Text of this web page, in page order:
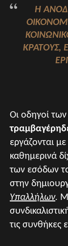
Η
ΚΡΆΤΟΥΣ,
Οι οδηγοί
εργάζονται
καθημερινά
των εσόδων
στην
Υπαλλήλων.
τις συνθήκες